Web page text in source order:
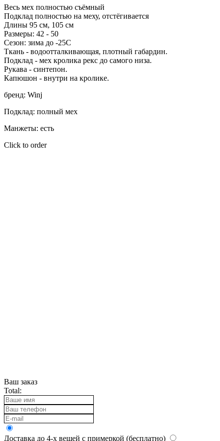
Весь мех полностью съёмный
Подклад полностью на меху, отстёгивается
Длины 95 см, 105 см
Размеры: 42 - 50
Сезон: зима до -25С
Ткань - водоотталкивающая, плотный габардин.
Подклад - мех кролика рекс до самого низа.
Рукава - синтепон.
Капюшон - внутри на кролике.
бренд: Winj
Подклад: полный мех
Манжеты: есть
Click to order
Ваш заказ
Total:
Доставка до 4-х вещей с примеркой (бесплатно)